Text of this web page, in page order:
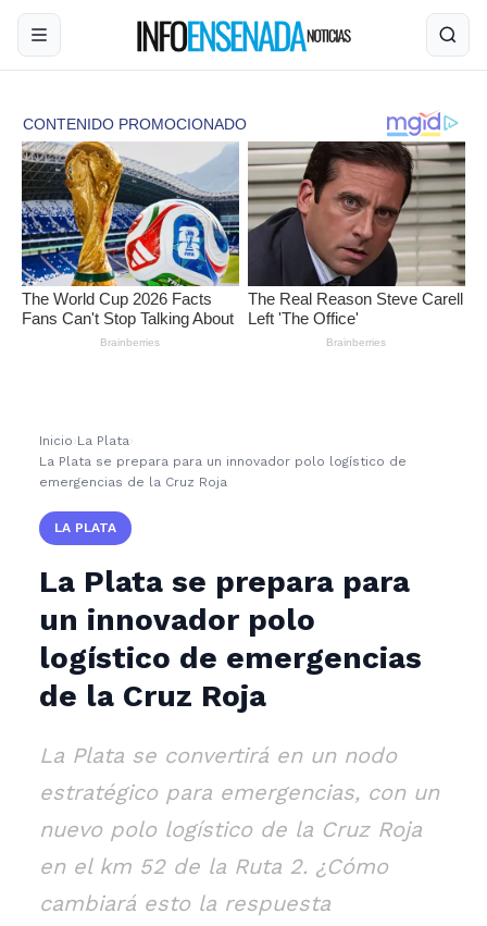
Inicio ›La Plata›
La Plata se prepara para un innovador polo logístico de
emergencias de la Cruz Roja
LA PLATA
La Plata se prepara para
un innovador polo
logístico de emergencias
de la Cruz Roja
La Plata se convertirá en un nodo
estratégico para emergencias, con un
nuevo polo logístico de la Cruz Roja
en el km 52 de la Ruta 2. ¿Cómo
cambiará esto la respuesta